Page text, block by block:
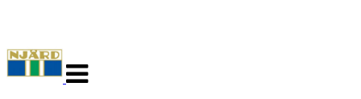
navigasjon